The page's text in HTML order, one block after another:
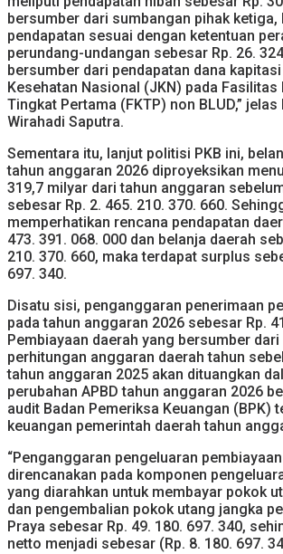
bersumber dari sumbangan pihak ketiga,
pendapatan sesuai dengan ketentuan
perundang-undangan sebesar Rp. 26.
bersumber dari pendapatan dana
Kesehatan Nasional (JKN) pada Fasilitas
Tingkat Pertama (FKTP) non BLUD,” jelas
Wirahadi Saputra.
Sementara itu, lanjut politisi PKB ini,
tahun anggaran 2026 diproyeksikan
319,7 milyar dari tahun anggaran
sebesar Rp. 2. 465. 210. 370. 660.
memperhatikan rencana pendapatan
473. 391. 068. 000 dan belanja daerah
210. 370. 660, maka terdapat surplus
697. 340.
Disatu sisi, penganggaran penerimaan
pada tahun anggaran 2026 sebesar Rp.
Pembiayaan daerah yang bersumber
perhitungan anggaran daerah tahun
tahun anggaran 2025 akan dituangkan
perubahan APBD tahun anggaran 2026
audit Badan Pemeriksa Keuangan (BPK)
keuangan pemerintah daerah tahun
“Penganggaran pengeluaran
direncanakan pada komponen
yang diarahkan untuk membayar pokok
dan pengembalian pokok utang jangka
Praya sebesar Rp. 49. 180. 697. 340,
netto menjadi sebesar (Rp. 8. 180. 697.